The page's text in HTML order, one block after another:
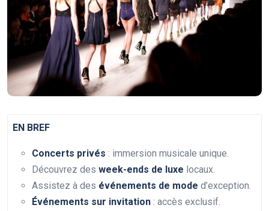
EN BREF
Concerts privés : immersion musicale unique.
Découvrez des week-ends de luxe locaux.
Assistez à des événements de mode d’exception.
Événements sur invitation : accès exclusif.